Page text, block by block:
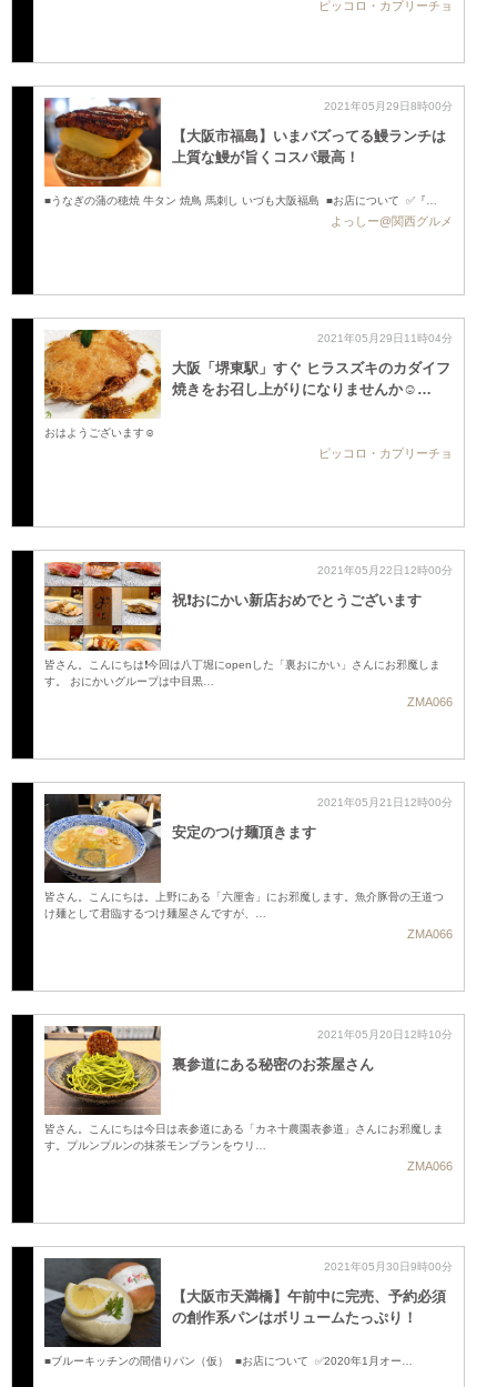
ピッコロ・カプリーチョ
2021年05月29日8時00分
【大阪市福島】いまバズってる鰻ランチは
上質な鰻が旨くコスパ最高！
■うなぎの蒲の穂焼 牛タン 焼鳥 馬刺し いづも大阪福島 ■お店について ✅『…
よっしー@関西グルメ
2021年05月29日11時04分
大阪「堺東駅」すぐ ヒラスズキのカダイフ
焼きをお召し上がりになりませんか☺️…
おはようございます☺️
ピッコロ・カプリーチョ
2021年05月22日12時00分
祝❗️おにかい新店おめでとうございます
皆さん。こんにちは❗️今回は八丁堀にopenした「裏おにかい」さんにお邪魔しま
す。 おにかいグループは中目黒…
ZMA066
2021年05月21日12時00分
安定のつけ麺頂きます
皆さん。こんにちは。上野にある「六厘舎」にお邪魔します。魚介豚骨の王道つ
け麺として君臨するつけ麺屋さんですが、…
ZMA066
2021年05月20日12時10分
裏参道にある秘密のお茶屋さん
皆さん。こんにちは今日は表参道にある「カネ十農園表参道」さんにお邪魔しま
す。プルンプルンの抹茶モンブランをウリ…
ZMA066
2021年05月30日9時00分
【大阪市天満橋】午前中に完売、予約必須
の創作系パンはボリュームたっぷり！
■ブルーキッチンの間借りパン（仮） ■お店について ✅2020年1月オー…